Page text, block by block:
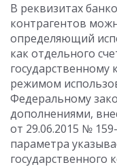
В реквизитах
контрагентов
определяющий
как отдельного
государственному
режимом
Федеральному
дополнениями,
от 29.06.2015 №
параметра
государственного